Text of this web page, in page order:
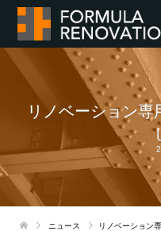
リノベーション専
ニュース リノベーション